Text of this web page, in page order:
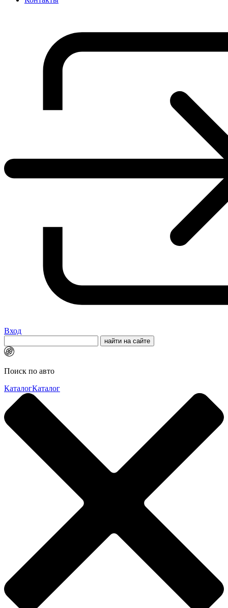
Вход
Поиск по авто
КаталогКаталог